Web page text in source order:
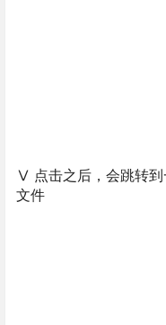
Ⅴ 点击之后，会跳转
文件